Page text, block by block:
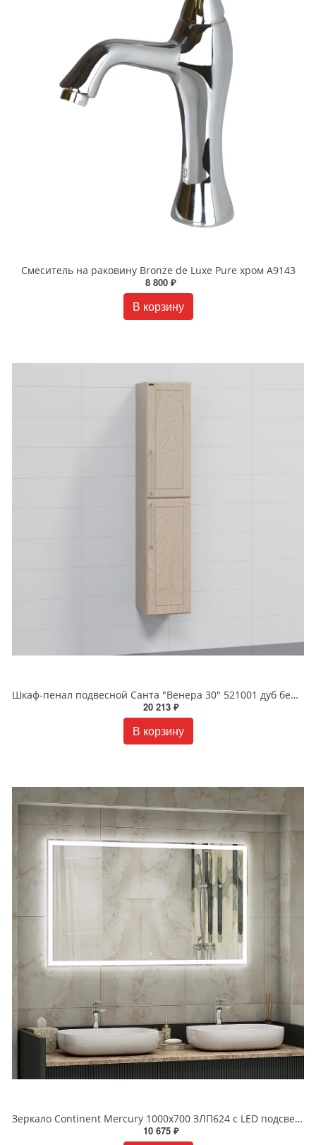
Смеситель на раковину Bronze de Luxe Pure хром A9143
8 800 ₽
В корзину
Шкаф-пенал подвесной Санта "Венера 30" 521001 дуб бежевый
20 213 ₽
В корзину
Зеркало Continent Mercury 1000x700 ЗЛП624 c LED подсветкой
10 675 ₽